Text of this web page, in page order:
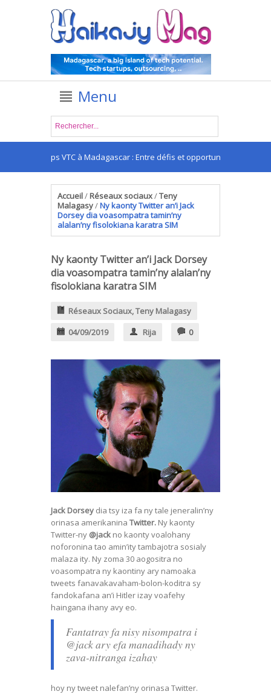
Menu
Les apps VTC à Madagascar : Entre défis et opportunités
Accueil/ Réseaux sociaux/Teny
Malagasy/Ny kaonty Twitter an’i Jack
Dorsey dia voasompatra tamin’ny
alalan’ny fisolokiana karatra SIM
Ny kaonty Twitter an’i Jack Dorsey
dia voasompatra tamin’ny alalan’ny
fisolokiana karatra SIM
Réseaux Sociaux,Teny Malagasy
04/09/2019
Rija 0
Jack Dorsey dia tsy iza fa ny tale jeneralin’ny
orinasa amerikanina Twitter. Ny kaonty
Twitter-ny @jack no kaonty voalohany
noforonina tao amin’ity tambajotra sosialy
malaza ity. Ny zoma 30 aogositra no
voasompatra ny kaontiny ary namoaka
tweets fanavakavaham-bolon-koditra sy
fandokafana an’i Hitler izay voafehy
haingana ihany avy eo.
Fantatray fa nisy nisompatra i
@jack ary efa manadihady ny
zava-nitranga izahay
hoy ny tweet nalefan’ny orinasa Twitter.